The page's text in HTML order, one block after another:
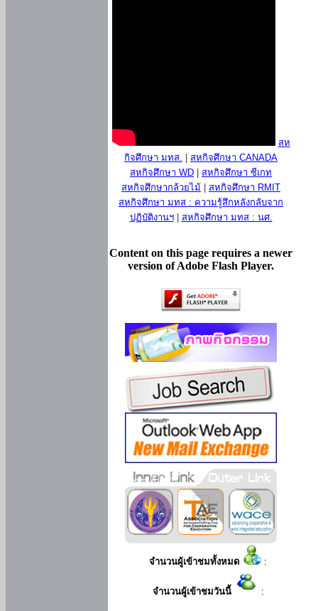
สห
กิจศึกษา มทส.
สหกิจศึกษา CANADA
สหกิจศึกษา WD
สหกิจศึกษา ซีเกท
สหกิจศึกษากล้วยไม้
สหกิจศึกษา RMIT
สหกิจศึกษา มทส : ความรู้สึกหลังกลับจาก
ปฏิบัติงานฯ| สหกิจศึกษา มทส : นศ.
Content on this page requires a newer
version of Adobe Flash Player.
จำนวนผู้เข้าชมทั้งหมด :
จำนวนผู้เข้าชมวันนี้ :